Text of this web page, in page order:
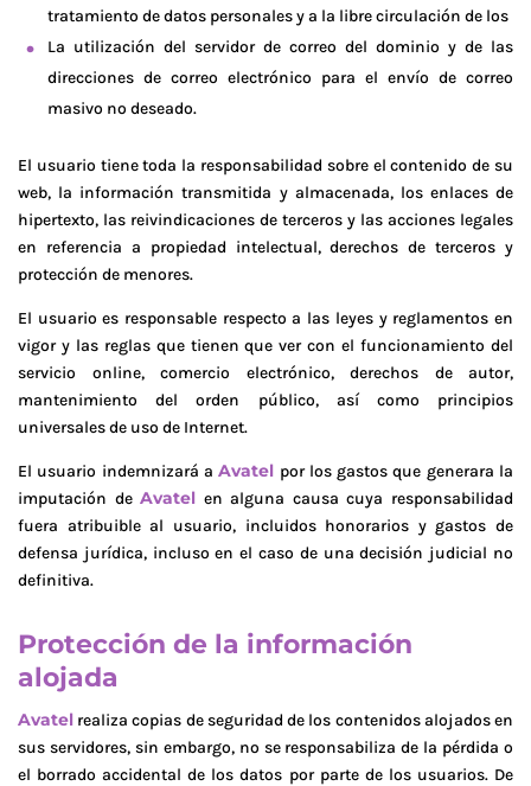
tratamiento de datos personales y a la libre circulación de los
La utilización del servidor de correo del dominio y de las
direcciones de correo electrónico para el envío de correo
masivo no deseado.
El usuario tiene toda la responsabilidad sobre el contenido de su
web, la información transmitida y almacenada, los enlaces de
hipertexto, las reivindicaciones de terceros y las acciones legales
en referencia a propiedad intelectual, derechos de terceros y
protección de menores.
El usuario es responsable respecto a las leyes y reglamentos en
vigor y las reglas que tienen que ver con el funcionamiento del
servicio online, comercio electrónico, derechos de autor,
mantenimiento del orden público, así como principios
universales de uso de Internet.
El usuario indemnizará aAvatel por los gastos que generara la
imputación deAvatel en alguna causa cuya responsabilidad
fuera atribuible al usuario, incluidos honorarios y gastos de
defensa jurídica, incluso en el caso de una decisión judicial no
definitiva.
Protección de la información
alojada
Avatel realiza copias de seguridad de los contenidos alojados en
sus servidores, sin embargo, no se responsabiliza de la pérdida o
el borrado accidental de los datos por parte de los usuarios. De